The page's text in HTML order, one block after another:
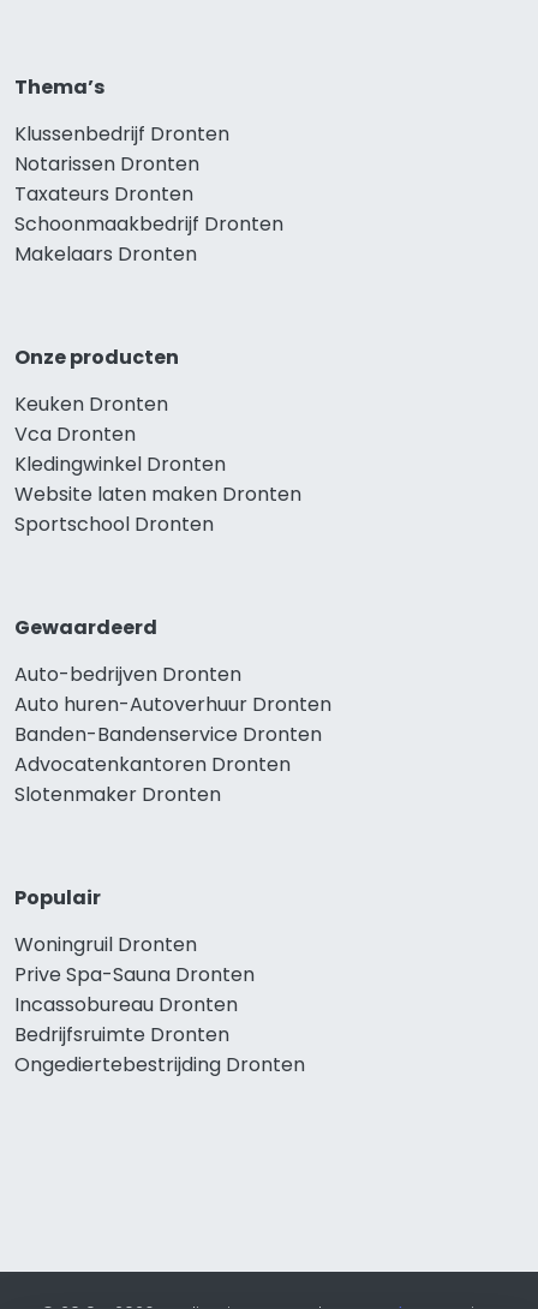
Thema’s
Klussenbedrijf Dronten
Notarissen Dronten
Taxateurs Dronten
Schoonmaakbedrijf Dronten
Makelaars Dronten
Onze producten
Keuken Dronten
Vca Dronten
Kledingwinkel Dronten
Website laten maken Dronten
Sportschool Dronten
Gewaardeerd
Auto-bedrijven Dronten
Auto huren-Autoverhuur Dronten
Banden-Bandenservice Dronten
Advocatenkantoren Dronten
Slotenmaker Dronten
Populair
Woningruil Dronten
Prive Spa-Sauna Dronten
Incassobureau Dronten
Bedrijfsruimte Dronten
Ongediertebestrijding Dronten